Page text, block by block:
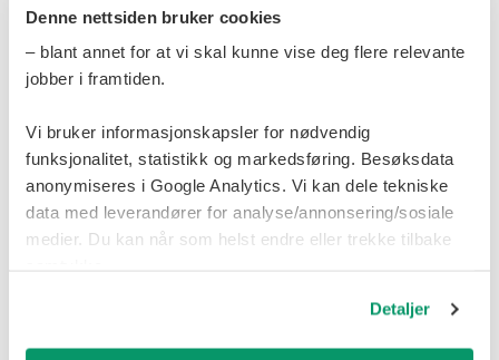
Denne nettsiden bruker cookies
– blant annet for at vi skal kunne vise deg flere relevante
jobber i framtiden.
Vi bruker informasjonskapsler for nødvendig
funksjonalitet, statistikk og markedsføring. Besøksdata
anonymiseres i Google Analytics. Vi kan dele tekniske
data med leverandører for analyse/annonsering/sosiale
medier. Du kan når som helst endre eller trekke tilbake
Detaljer
personopplysningsloven av 2018, som gjør
EUs personvernforordning (heretter bare
kalt «GDPR») til norsk lov. Under vil vi gi
oppfyller vår plikt til å gi informasjon etter
GDPR artiklene 13 og 14.
3.Kandidatbasen og opplysningene i den